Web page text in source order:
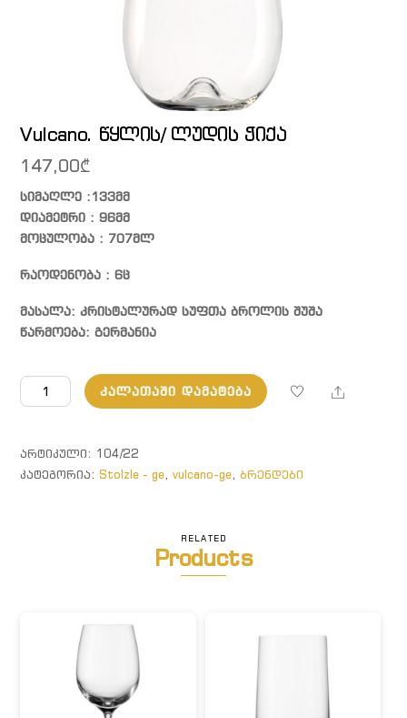
Vulcano. წყლის/ ლუდის ჭიქა
147,00₾
სიმაღლე :133მმ
დიამეტრი : 96მმ
მოცულობა : 707მლ
რაოდენობა : 6ც
მასალა: კრისტალურად სუფთა ბროლის შუშა
წარმოება: გერმანია
რაოდენობა:
Vulcano.
ლუდის
ჭიქა
ᲙᲐᲚᲐᲗᲐᲨᲘ ᲓᲐᲛᲐᲢᲔᲑᲐ Share
ᲐᲠᲢᲘᲙᲣᲚᲘ: 104/22
ᲙᲐᲢᲔᲒᲝᲠᲘᲐ:Stolzle - ge,vulcano-ge,ბრენდები
RELATED
Products